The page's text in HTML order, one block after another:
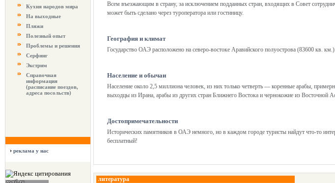
Кухня народов мира
На выходные
Пляжи
Полезный опыт
Проблемы и решения
Серфинг
Экстрим
Справочная
информация
(расписание поездов,
адреса посольств)
реклама у нас
Всем въезжающим в страну, за исключением подданных стран, входящих в Совет
может быть сделано через туроператора или гостиницу.
География и климат
Государство ОАЭ расположено на северо-востоке Аравийского полуострова (83600 кв.
Население и обычаи
Население около 2,5 миллиона человек, из них только четверть — коренные арабы,
выходцы из Ирана, арабы из других стран Ближнего Востока и чернокожие из Восточной
Достопримечательности
Исторических памятников в ОАЭ немного, но в каждом городе туристы найдут что-то
бесплатный!
литература